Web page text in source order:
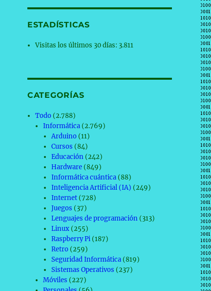
ESTADÍSTICAS
Visitas los últimos 30 días: 3.811
CATEGORÍAS
Todo (2.788)
Informática (2.769)
Arduino(11)
Cursos (84)
Educación(242)
Hardware(849)
Informática cuántica(88)
Inteligencia Artificial (IA) (249)
Internet(728)
Juegos (37)
Lenguajes de programación(313)
Linux(255)
Raspberry Pi(187)
Retro(259)
Seguridad Informática(819)
Sistemas Operativos (237)
Móviles (227)